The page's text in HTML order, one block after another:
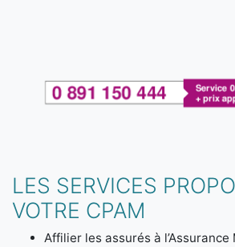
LES SERVICES
VOTRE CPAM
Affilier les assurés à l’Assurance